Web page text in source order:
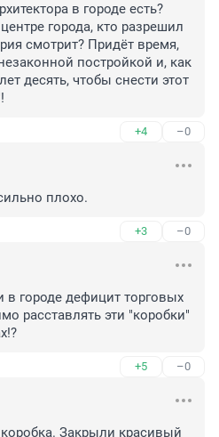
в городе есть?
города, кто разрешил
смотрит? Придёт время,
постройкой и, как
десять, чтобы снести этот
+4 –0
плохо.
+3 –0
в городе дефицит торговых
расставлять эти "коробки"
+5 –0
коробка. Закрыли красивый